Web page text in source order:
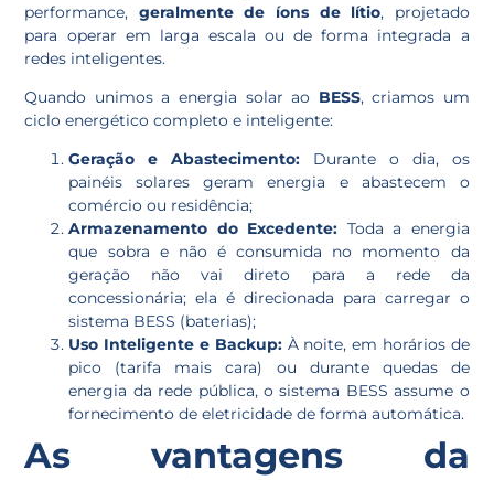
performance, geralmente de íons de lítio, projetado
para operar em larga escala ou de forma integrada a
redes inteligentes.
Quando unimos a energia solar ao BESS, criamos um
ciclo energético completo e inteligente:
Geração e Abastecimento: Durante o dia, os
painéis solares geram energia e abastecem o
comércio ou residência;
Armazenamento do Excedente: Toda a energia
que sobra e não é consumida no momento da
geração não vai direto para a rede da
concessionária; ela é direcionada para carregar o
sistema BESS (baterias);
Uso Inteligente e Backup:À noite, em horários de
pico (tarifa mais cara) ou durante quedas de
energia da rede pública, o sistema BESS assume o
fornecimento de eletricidade de forma automática.
As vantagens da